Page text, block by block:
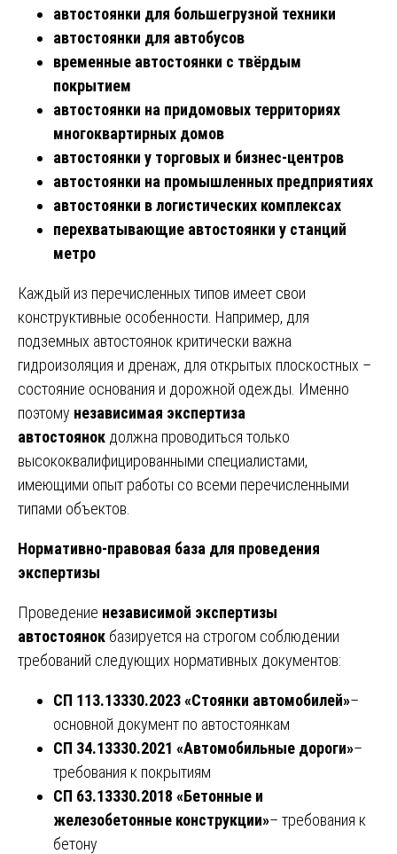
автостоянки для большегрузной техники
автостоянки для автобусов
временные автостоянки с твёрдым
покрытием
автостоянки на придомовых территориях
многоквартирных домов
автостоянки у торговых и бизнес-центров
автостоянки на промышленных предприятиях
автостоянки в логистических комплексах
перехватывающие автостоянки у станций
метро
Каждый из перечисленных типов имеет свои
конструктивные особенности. Например, для
подземных автостоянок критически важна
гидроизоляция и дренаж, для открытых плоскостных –
состояние основания и дорожной одежды. Именно
поэтому независимая экспертиза
автостоянок должна проводиться только
высококвалифицированными специалистами,
имеющими опыт работы со всеми перечисленными
типами объектов.
Нормативно-правовая база для проведения
экспертизы
Проведение независимой экспертизы
автостоянок базируется на строгом соблюдении
требований следующих нормативных документов:
СП 113.13330.2023 «Стоянки автомобилей»–
основной документ по автостоянкам
СП 34.13330.2021 «Автомобильные дороги»–
требования к покрытиям
СП 63.13330.2018 «Бетонные и
железобетонные конструкции»– требования к
бетону